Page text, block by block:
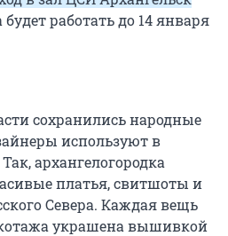
работать до 14 января
сохранились народные
используют в
архангелогородка
платья, свитшоты и
Севера. Каждая вещь
украшена вышивкой